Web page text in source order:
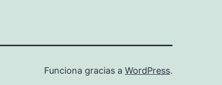
Funciona gracias a WordPress.